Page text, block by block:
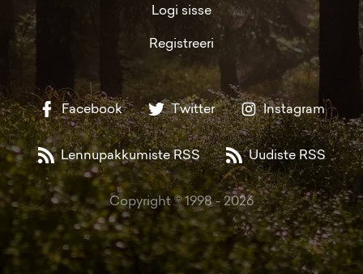
Logi sisse
Registreeri
Facebook Twitter Instagram
Lennupakkumiste RSS Uudiste RSS
Copyright © 1998 -2026